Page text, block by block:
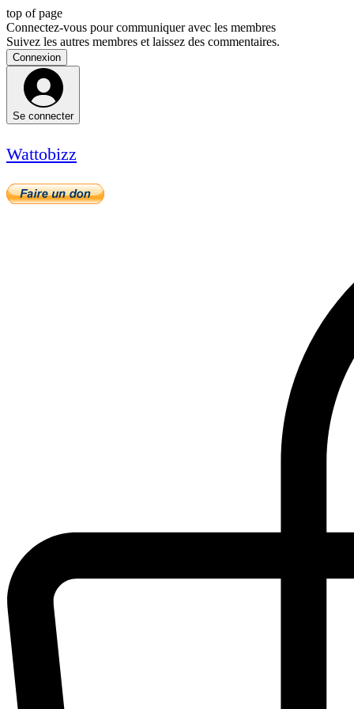
top of page
Connectez-vous pour communiquer avec les membres
Suivez les autres membres et laissez des commentaires.
Connexion
Se connecter
Wattobizz